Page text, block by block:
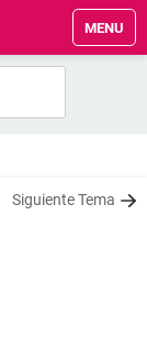
MENU
Siguiente Tema